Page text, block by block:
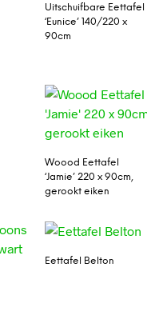
Uitschuifbare Eettafel
‘Eunice’ 140/220 x
90cm
Woood Eettafel
‘Jamie’ 220 x 90cm,
gerookt eiken
Eettafel Belton